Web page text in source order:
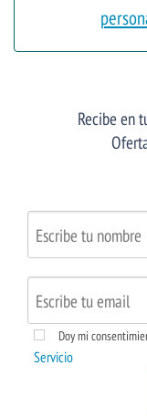
Recibe en
Doy mi
Servicio